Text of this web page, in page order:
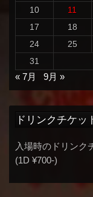
10
11
17
18
24
25
31
« 7月
9月 »
ドリンクチケッ
入場時のドリンク
(1D ¥700-)